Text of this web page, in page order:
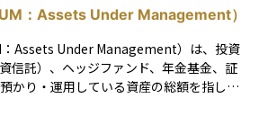
は大切です。
の場面では、金利の動きが預金、ロー
収益に影響を与えるため、金利や利率に
大切です。特に経済状況や中央銀行の政
するため、それを理解しておくことでよ
がります。
：Assets Under Management）
：Assets Under Management）は、投資
信託）、ヘッジファンド、年金基金、証
かり・運用している資産の総額を指しま